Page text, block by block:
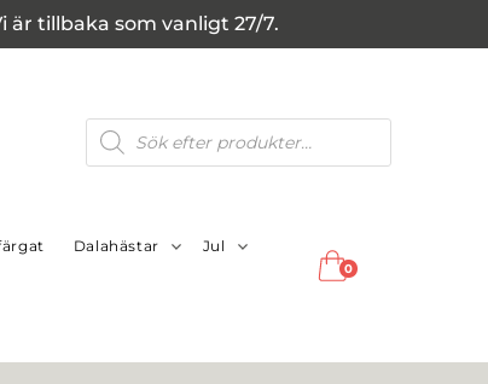
är tillbaka som vanligt 27/7.
Produktsökning
Dalahästar Jul
0